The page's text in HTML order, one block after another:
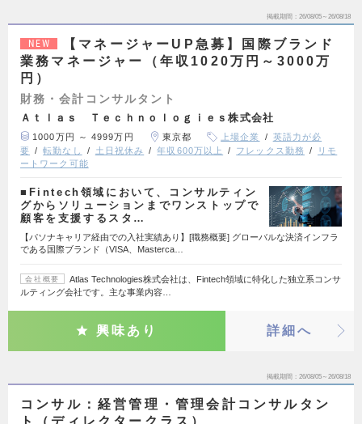
掲載期間 26/08/05～26/08/18
NEW
【マネージャーUP急募】国際ブランド
業務マネージャー（年収1020万円～3000万
円）
財務・会計コンサルタント
Ａｔｌａｓ Ｔｅｃｈｎｏｌｏｇｉｅｓ株式会社
1000万円 ～ 4999万円 東京都 上場企業
英語力が必
要
転勤なし 土日祝休み 年収600万以上 フレックス勤務
リモ
ートワーク可能
■Fintech領域において、コンサルティン
グからソリューションまでワンストップで
顧客を支援するスタ…
【パソナキャリア経由での入社実績あり】[職務概要] グローバルな決済インフラ
である国際ブランド（VISA、Masterca…
会社概要
Atlas Technologies株式会社は、Fintech領域に特化した独立系コンサ
ルティング会社です。主な事業内容…
興味あり 詳細へ
掲載期間 26/08/05～26/08/18
コンサル：経営管理・管理会計コンサルタン
ト（ディレクタークラス）